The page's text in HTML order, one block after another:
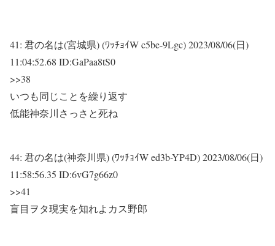
41: 君の名は(宮城県) (ﾜｯﾁｮｲW c5be-9Lgc)2023/08/06(日)
11:04:52.68 ID:GaPaa8tS0
>>38
いつも同じことを繰り返す
低能神奈川さっさと死ね
44: 君の名は(神奈川県) (ﾜｯﾁｮｲW ed3b-YP4D)2023/08/06(日)
11:58:56.35 ID:6vG7g66z0
>>41
盲目ヲタ現実を知れよカス野郎